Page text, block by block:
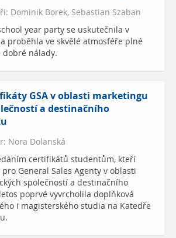
Dominik Borek, Sebastian Szaban
year party se uskutečnila v
proběhla ve skvělé atmosféře plné
dobré nálady.
GSA v oblasti marketingu
a destinačního
Nora Dolanská
certifikátů studentům, kteří
General Sales Agenty v oblasti
společností a destinačního
poprvé vyvrcholila doplňková
i magisterského studia na Katedře